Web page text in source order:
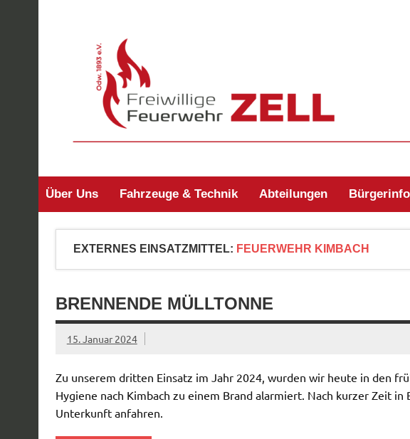
Über Uns Fahrzeuge & Technik Abteilungen Bürgerinfo
EXTERNES EINSATZMITTEL: FEUERWEHR KIMBACH
BRENNENDE MÜLLTONNE
15. Januar 2024
Zu unserem dritten Einsatz im Jahr 2024, wurden wir heute in den
Hygiene nach Kimbach zu einem Brand alarmiert. Nach kurzer Zeit
Unterkunft anfahren.